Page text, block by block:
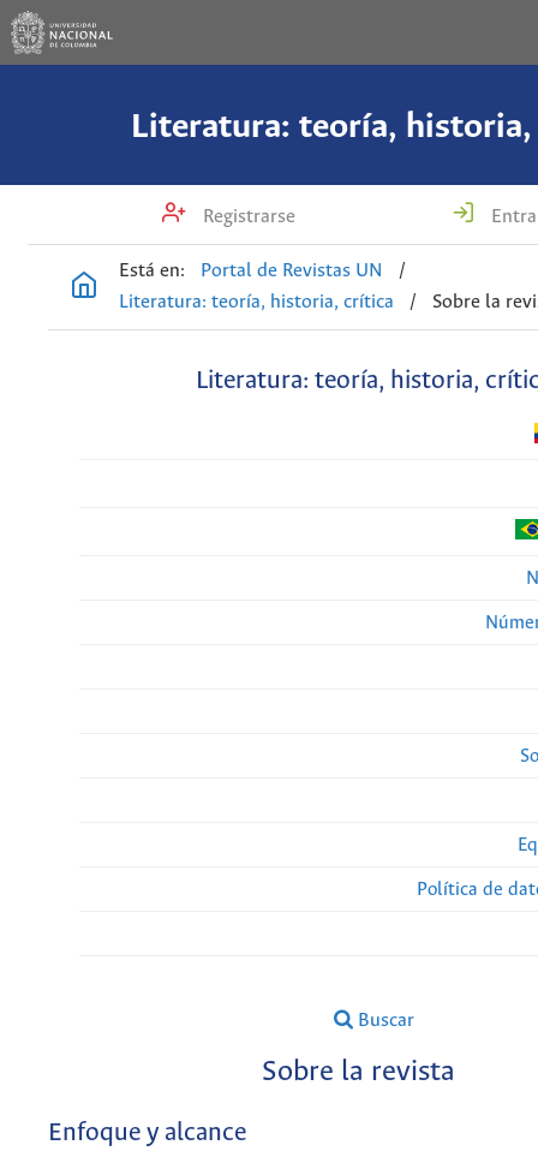
Literatura: teoría,
Registrarse
Está en: Portal de Revistas UN
/
Literatura: teoría, historia, crítica
/ Sobre la
Literatura: teoría, historia,
Política de
Buscar
Sobre la revista
Enfoque y alcance